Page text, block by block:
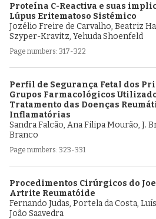
Proteína C-Reactiva e suas
Lúpus Eritematoso Sistémico
Jozélio Freire de Carvalho, Beatriz
Szyper-Kravitz, Yehuda Shoenfeld
Page numbers: 317-322
Perfil de Segurança Fetal dos
Grupos Farmacológicos
Tratamento das Doenças
Inflamatórias
Sandra Falcão, Ana Filipa Mourão, J.
Branco
Page numbers: 323-331
Procedimentos Cirúrgicos do
Artrite Reumatóide
Fernando Judas, Portela da Costa,
João Saavedra